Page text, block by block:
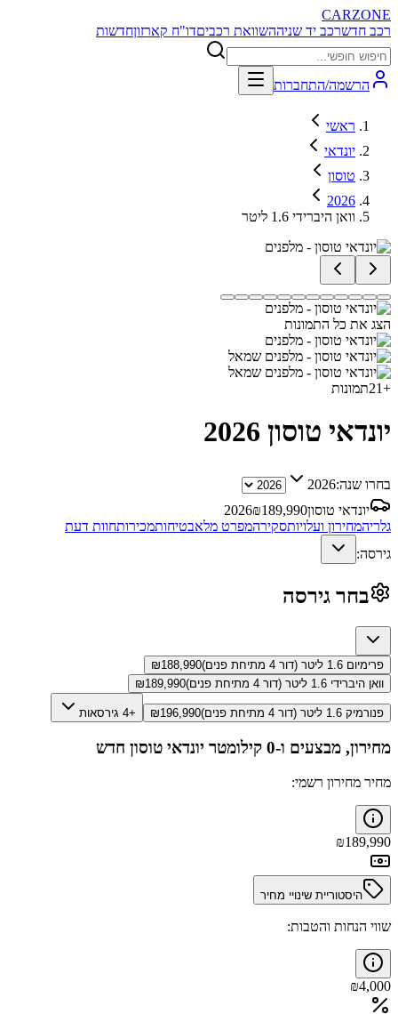
CARZONE
רכב חדשרכב יד שניההשוואת רכביםדו"ח קארזוןחדשות
הרשמה/התחברות
ראשי
יונדאי
טוסון
2026
וואן היברידי 1.6 ליטר
הצג את כל התמונות
+
21תמונות
יונדאי טוסון 2026
בחרו שנה:2026
יונדאי טוסון
2026₪189,990
גלריהמחירון ועלויותסקירהמפרט מלאבטיחותמכירותחוות דעת
גירסה:
בחר גירסה
פרימיום 1.6 ליטר (דור 4 מתיחת פנים) ₪188,990
וואן היברידי 1.6 ליטר (דור 4 מתיחת פנים)
₪189,990
פנורמיק 1.6 ליטר (דור 4 מתיחת פנים) ₪196,990 +4 גירסאות
מחירון, מבצעים ו-0 קילומטר יונדאי טוסון חדש
מחיר מחירון רשמי:
₪189,990
היסטוריית שינויי מחיר
שווי הנחות והטבות:
₪4,000